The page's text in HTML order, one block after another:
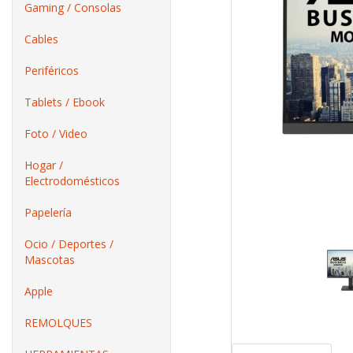
Gaming / Consolas
Cables
Periféricos
Tablets / Ebook
Foto / Video
Hogar /
Electrodomésticos
Papelería
Ocio / Deportes /
Mascotas
Apple
REMOLQUES